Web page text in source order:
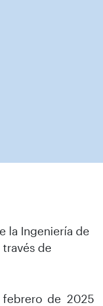
la Ingeniería de
través de
de 2025